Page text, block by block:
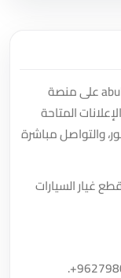
تعرّف على متجر abuhmaid autoparts Mercedes على منصة
المتاحة
والتواصل مباشرة
غيار السيارات
.